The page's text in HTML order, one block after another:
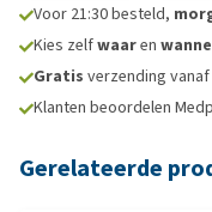
Voor 21:30 besteld,
Kies zelfwaaren
Gratis verzending vanaf
Klanten beoordelen
Gerelateerde